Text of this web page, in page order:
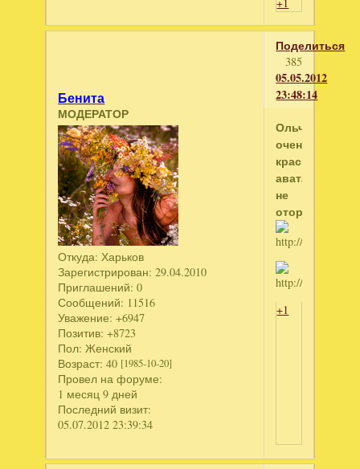
Поделиться
385
05.05.2012
23:48:14
Бенита
МОДЕРАТОР
Откуда: Харьков
Зарегистрирован: 29.04.2010
Приглашений: 0
Сообщений: 11516
Уважение: +6947
Позитив: +8723
Пол: Женский
Возраст: 40 [1985-10-20]
Провел на форуме:
1 месяц 9 дней
Последний визит:
05.07.2012 23:39:34
Ольчик,
очень
красивые
аватарки,глаз
не
оторвать
+1